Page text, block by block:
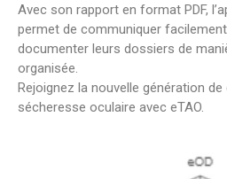
Avec son rapport en format PDF,
permet de communiquer
documenter leurs dossiers de
organisée.
Rejoignez la nouvelle génération
sécheresse oculaire avec eTAO.